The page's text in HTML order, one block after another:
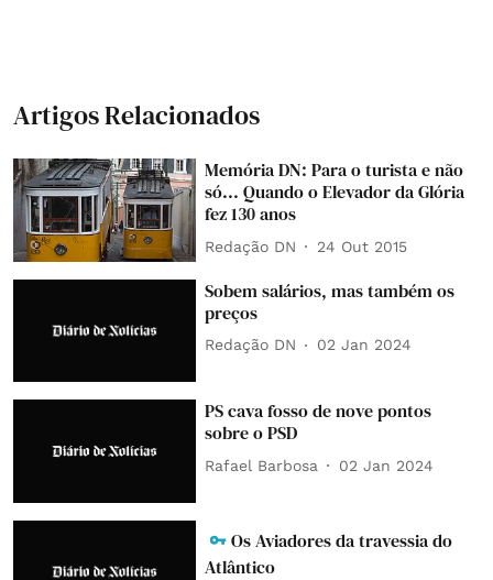
Artigos Relacionados
Memória DN: Para o turista e não
só... Quando o Elevador da Glória
fez 130 anos
Redação DN 24 Out 2015
Sobem salários, mas também os
preços
Redação DN 02 Jan 2024
PS cava fosso de nove pontos
sobre o PSD
Rafael Barbosa 02 Jan 2024
Os Aviadores da travessia do
Atlântico